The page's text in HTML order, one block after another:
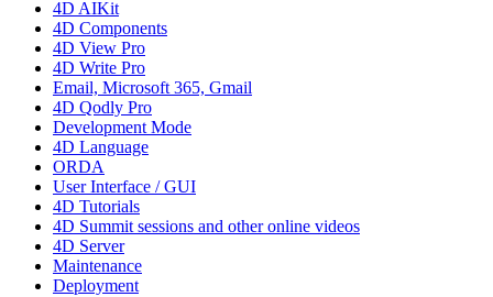
4D AIKit
4D Components
4D View Pro
4D Write Pro
Email, Microsoft 365, Gmail
4D Qodly Pro
Development Mode
4D Language
ORDA
User Interface / GUI
4D Tutorials
4D Summit sessions and other online videos
4D Server
Maintenance
Deployment